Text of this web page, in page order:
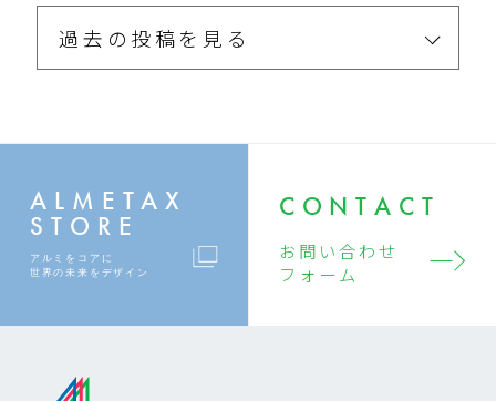
過去の投稿を見る
ALMETAX
STORE
アルミをコアに
世界の未来をデザイン
CONTACT
お問い合わせ
フォーム